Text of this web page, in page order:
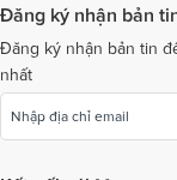
Dịch vụ cưới tại Bà
Dịch vụ cưới tại Bắc
Đăng ký nhận bản
Đăng ký nhận bản tin
nhất